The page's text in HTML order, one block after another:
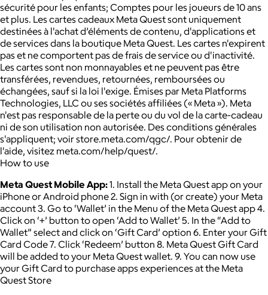
sécurité pour les enfants; Comptes pour les joueurs de 10 ans
et plus. Les cartes cadeaux Meta Quest sont uniquement
destinées à l'achat d’éléments de contenu, d'applications et
de services dans la boutique Meta Quest. Les cartes n'expirent
pas et ne comportent pas de frais de service ou d'inactivité.
Les cartes sont non monnayables et ne peuvent pas être
transférées, revendues, retournées, remboursées ou
échangées, sauf si la loi l'exige. Émises par Meta Platforms
Technologies, LLC ou ses sociétés affiliées (« Meta »). Meta
n'est pas responsable de la perte ou du vol de la carte-cadeau
ni de son utilisation non autorisée. Des conditions générales
s'appliquent; voir store.meta.com/qgc/. Pour obtenir de
l'aide, visitez meta.com/help/quest/.
How to use
Meta Quest Mobile App:1. Install the Meta Quest app on your
iPhone or Android phone 2. Sign in with (or create) your Meta
account 3. Go to ‘Wallet’ in the Menu of the Meta Quest app 4.
Click on ‘+’ button to open ‘Add to Wallet’ 5. In the “Add to
Wallet” select and click on ‘Gift Card’ option 6. Enter your Gift
Card Code 7. Click ‘Redeem’ button 8. Meta Quest Gift Card
will be added to your Meta Quest wallet. 9. You can now use
your Gift Card to purchase apps experiences at the Meta
Quest Store